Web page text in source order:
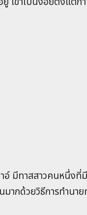
อ์ มีทาสสาวคนหนึ่ง
มากด้วยวิธีการทำนา